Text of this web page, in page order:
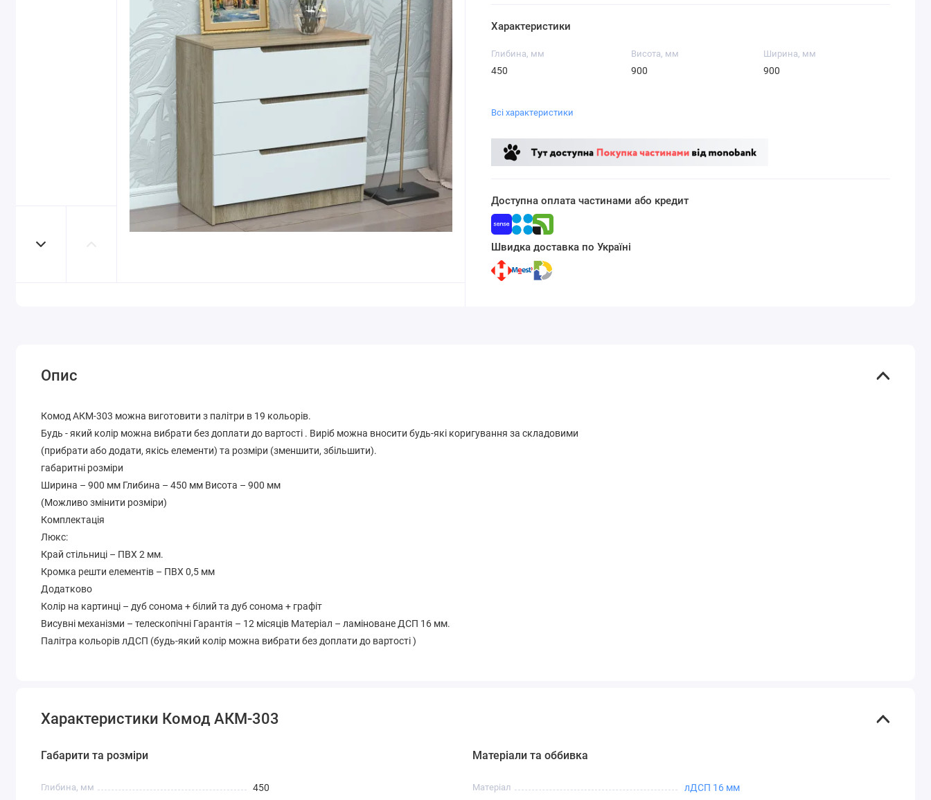
Характеристики
Глибина, мм
450
Висота, мм
900
Ширина, мм
900
Всі характеристики
Доступна оплата частинами або кредит
Швидка доставка по Україні
Опис
Комод АКМ-303 можна виготовити з палітри в 19 кольорів.
Будь - який колір можна вибрати без доплати до вартості . Виріб можна вносити будь-які коригування за складовими
(прибрати або додати, якісь елементи) та розміри (зменшити, збільшити).
габаритні розміри
Ширина – 900 мм Глибина – 450 мм Висота – 900 мм
(Можливо змінити розміри)
Комплектація
Люкс:
Край стільниці – ПВХ 2 мм.
Кромка решти елементів – ПВХ 0,5 мм
Додатково
Колір на картинці – дуб сонома + білий та дуб сонома + графіт
Висувні механізми – телескопічні Гарантія – 12 місяців Матеріал – ламіноване ДСП 16 мм.
Палітра кольорів лДСП (будь-який колір можна вибрати без доплати до вартості )
Характеристики Комод АКМ-303
Габарити та розміри
Глибина, мм 450
Матеріали та оббивка
Матеріал лДСП 16 мм